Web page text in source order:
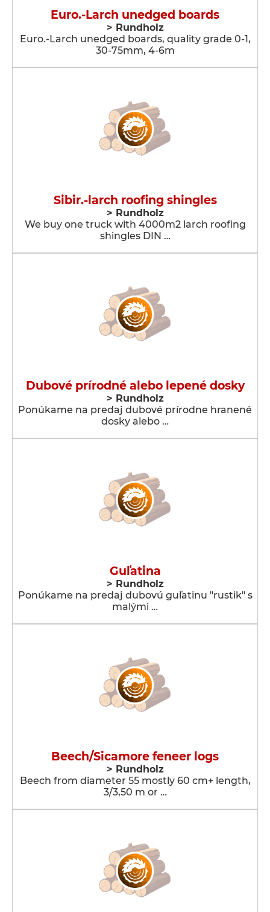
Euro.-Larch unedged boards
> Rundholz
Euro.-Larch unedged boards, quality grade 0-1,
30-75mm, 4-6m
Sibir.-larch roofing shingles
> Rundholz
We buy one truck with 4000m2 larch roofing
shingles DIN …
Dubové prírodné alebo lepené dosky
> Rundholz
Ponúkame na predaj dubové prírodne hranené
dosky alebo …
Guľatina
> Rundholz
Ponúkame na predaj dubovú guľatinu "rustik" s
malými …
Beech/Sicamore feneer logs
> Rundholz
Beech from diameter 55 mostly 60 cm+ length,
3/3,50 m or …